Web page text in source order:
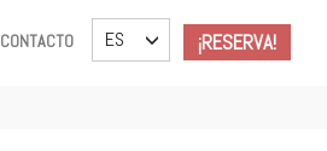
¡RESERVA!
CONTACTO ES TOGGLE DROPDOWN